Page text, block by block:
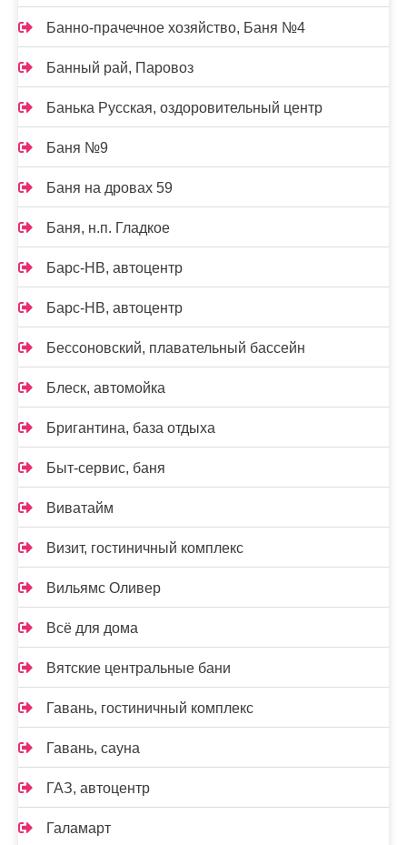
Банно-прачечное хозяйство, Баня №4
Банный рай, Паровоз
Банька Русская, оздоровительный центр
Баня №9
Баня на дровах 59
Баня, н.п. Гладкое
Барс-НВ, автоцентр
Барс-НВ, автоцентр
Бессоновский, плавательный бассейн
Блеск, автомойка
Бригантина, база отдыха
Быт-сервис, баня
Виватайм
Визит, гостиничный комплекс
Вильямс Оливер
Всё для дома
Вятские центральные бани
Гавань, гостиничный комплекс
Гавань, сауна
ГАЗ, автоцентр
Галамарт